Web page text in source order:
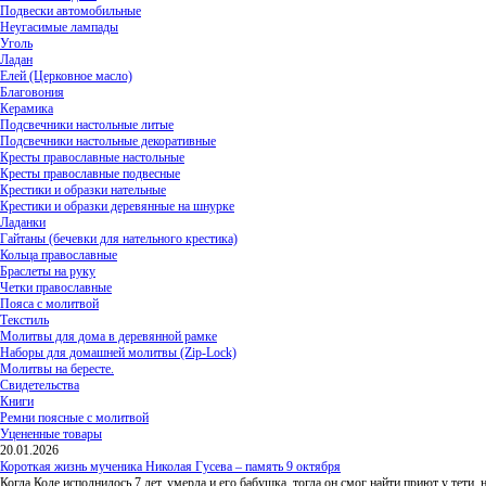
Подвески автомобильные
Неугасимые лампады
Уголь
Ладан
Елей (Церковное масло)
Благовония
Керамика
Подсвечники настольные литые
Подсвечники настольные декоративные
Кресты православные настольные
Кресты православные подвесные
Крестики и образки нательные
Крестики и образки деревянные на шнурке
Ладанки
Гайтаны (бечевки для нательного крестика)
Кольца православные
Браслеты на руку
Четки православные
Пояса с молитвой
Текстиль
Молитвы для дома в деревянной рамке
Наборы для домашней молитвы (Zip-Lock)
Молитвы на бересте.
Свидетельства
Книги
Ремни поясные с молитвой
Уцененные товары
20.01.2026
Короткая жизнь мученика Николая Гусева – память 9 октября
Когда Коле исполнилось 7 лет, умерла и его бабушка, тогда он смог найти приют у